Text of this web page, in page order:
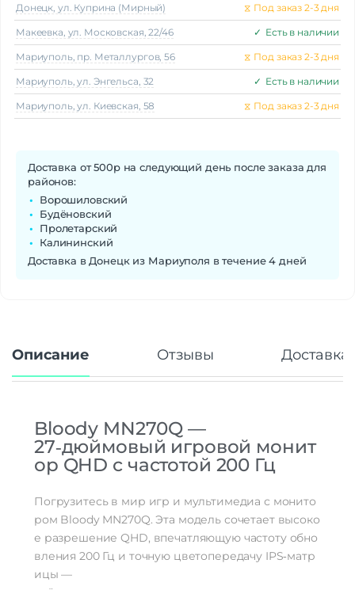
Донецк, ул. Куприна (Мирный) ⧖ Под заказ 2-3 дня
Макеeвка, ул. Московская, 22/46 ✓ Есть в наличии
Мариуполь, пр. Металлургов, 56 ⧖ Под заказ 2-3 дня
Мариуполь, ул. Энгельса, 32 ✓ Есть в наличии
Мариуполь, ул. Киевская, 58 ⧖ Под заказ 2-3 дня
Доставка от 500р на следующий день после заказа для
районов:
Ворошиловский
Будёновский
Пролетарский
Калининский
Доставка в Донецк из Мариуполя в течение 4 дней
Описание Отзывы Доставка
Bloody MN270Q —
27‑дюймовый игровой монит
ор QHD счастотой 200 Гц
Погрузитесьв мир игр и мультимедиа с монито
ром Bloody MN270Q. Эта модель сочетаетвысоко
е разрешение QHD, впечатляющуючастотуобно
вления 200Гц и точнуюцветопередачу IPS‑матр
ицы —